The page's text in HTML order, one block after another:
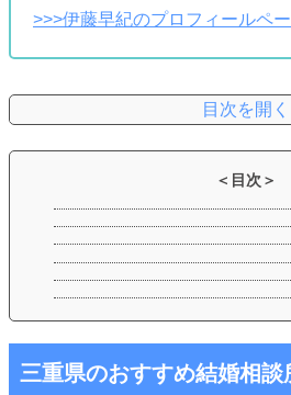
>>>伊藤早紀のプロフィールペ
三重県のおすすめ結婚相談